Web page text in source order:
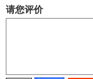
请您评价